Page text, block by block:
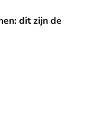
diademen
dit zijn de